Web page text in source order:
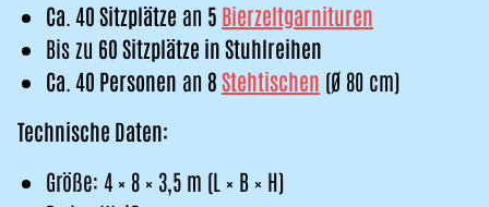
Ca. 40 Sitzplätze an 5 Bierzeltgarnituren
Bis zu 60 Sitzplätze in Stuhlreihen
Ca. 40 Personen an 8Stehtischen (Ø 80 cm)
Technische Daten:
Größe: 4 × 8 × 3,5 m (L × B × H)